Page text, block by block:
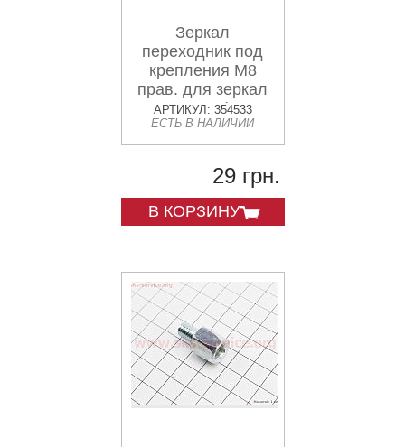
Зеркал
переходник под
крепления М8
прав. для зеркал
М10 прав. (одна
сторона)
АРТИКУЛ: 354533
ЕСТЬ В НАЛИЧИИ
29 грн.
В КОРЗИНУ